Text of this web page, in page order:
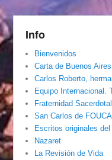
Info
Bienvenidos
Carta de Buenos Aires
Carlos Roberto,
Equipo Internacional.
Fraternidad
San Carlos de
Escritos originales
Nazaret
La Revisión de Vida